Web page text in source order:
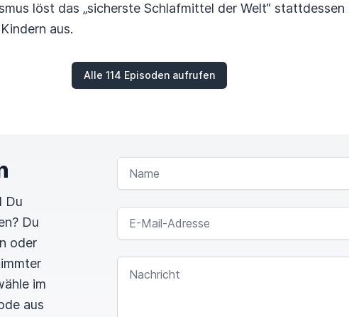
löst das „sicherste Schlafmittel der Welt“ stattdessen
aus.
Alle 114 Episoden aufrufen
Du
Du
oder
im
aus
NAME
E-MAIL-ADRESSE
NACHRICHT